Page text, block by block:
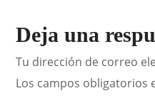
Deja una
Tu dirección de correo
Los campos obligatorios